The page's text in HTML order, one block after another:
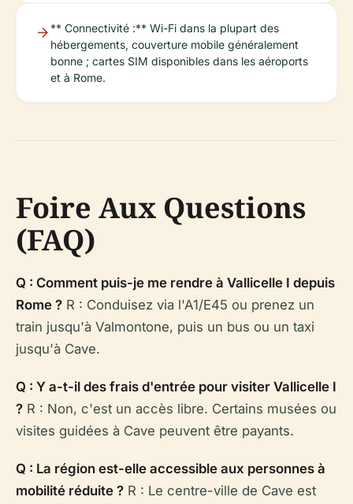
** Connectivité :** Wi-Fi dans la plupart des
hébergements, couverture mobile généralement
bonne ; cartes SIM disponibles dans les aéroports
et à Rome.
Foire Aux Questions
(FAQ)
Q : Comment puis-je me rendre à Vallicelle I depuis
Rome ? R : Conduisez via l'A1/E45 ou prenez un
train jusqu'à Valmontone, puis un bus ou un taxi
jusqu'à Cave.
Q : Y a-t-il des frais d'entrée pour visiter Vallicelle I
? R : Non, c'est un accès libre. Certains musées ou
visites guidées à Cave peuvent être payants.
Q : La région est-elle accessible aux personnes à
mobilité réduite ? R : Le centre-ville de Cave est